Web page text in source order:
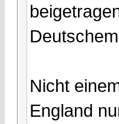
Nicht
England